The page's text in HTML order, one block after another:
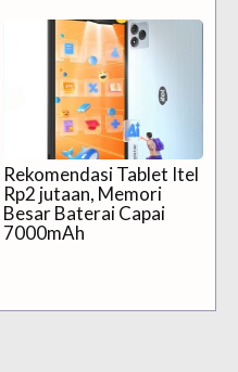
Rekomendasi Tablet Itel
Rp2 jutaan, Memori
Besar Baterai Capai
7000mAh